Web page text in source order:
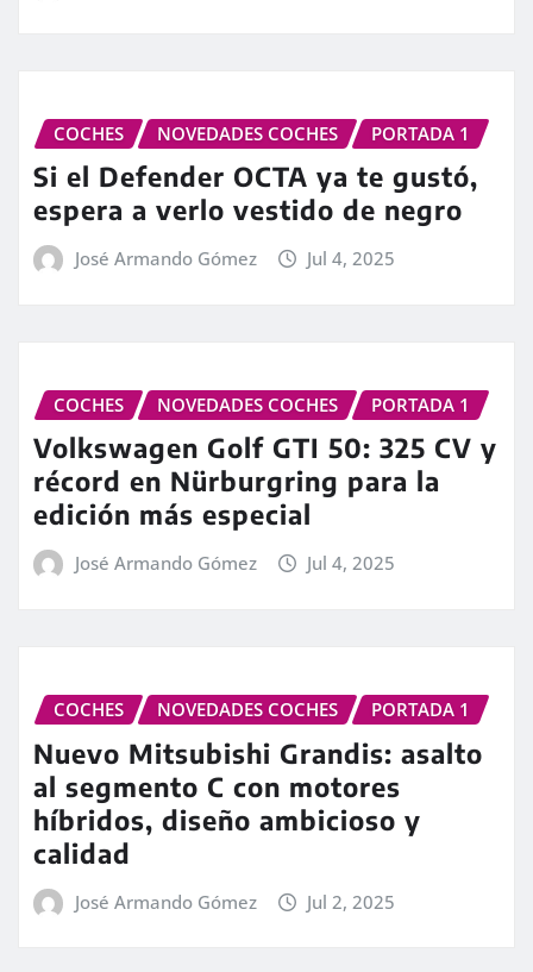
COCHES NOVEDADES COCHES PORTADA 1
Si el Defender OCTA ya te gustó,
espera a verlo vestido de negro
José Armando Gómez Jul 4, 2025
COCHES NOVEDADES COCHES PORTADA 1
Volkswagen Golf GTI 50: 325 CV y
récord en Nürburgring para la
edición más especial
José Armando Gómez Jul 4, 2025
COCHES NOVEDADES COCHES PORTADA 1
Nuevo Mitsubishi Grandis: asalto
al segmento C con motores
híbridos, diseño ambicioso y
calidad
José Armando Gómez Jul 2, 2025